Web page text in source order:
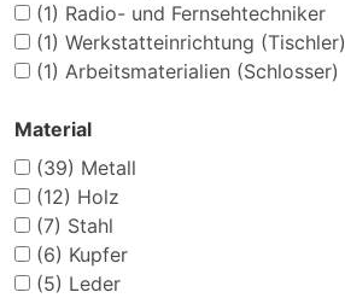
(1) Radio- und Fernsehtechniker
(1) Werkstatteinrichtung (Tischler)
(1) Arbeitsmaterialien (Schlosser)
Material
(39) Metall
(12) Holz
(7) Stahl
(6) Kupfer
(5) Leder